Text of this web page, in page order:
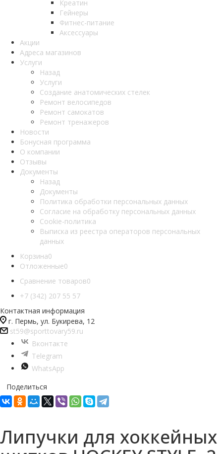
Креатин
Гейнеры
Фитнес-питание
Аксессуары
Акции
Адреса магазинов
Услуги
Назад
Услуги
Создание анатомических стелек
Ремонт велосипедов
Ремонт самокатов
Ремонт тренажеров
Новости
Бонусная программа
О компании
Отзывы
Документы
Назад
Документы
Политика обработки персональных данных
Согласие на обработку персональных данных
Cookie-политика
Выписка из реестра операторов персональных
данных
Корзина0
Отложенные0
Сравнение товаров0
+7 (342) 207 55 57
Контактная информация
г. Пермь, ул. Букирева, 12
st59@sporttovary59.ru
Вконтакте
Telegram
WhatsApp
Поделиться
Липучки для хоккейных